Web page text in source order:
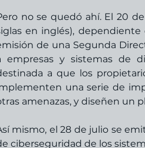
no se quedó ahí. El 20
en inglés),
de una Segunda
empresas y sistemas de
a que los
una serie de
amenazas, y diseñen un
mismo, el 28 de julio se
ciberseguridad de los